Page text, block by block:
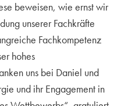
beweisen, wie ernst wir
unserer Fachkräfte
Fachkompetenz
hohes
uns bei Daniel und
und ihr Engagement in